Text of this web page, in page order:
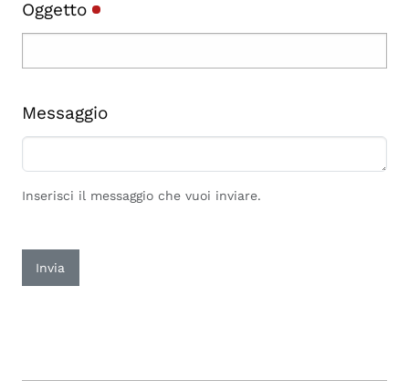
Oggetto
Messaggio
Inserisci il messaggio che vuoi inviare.
Invia